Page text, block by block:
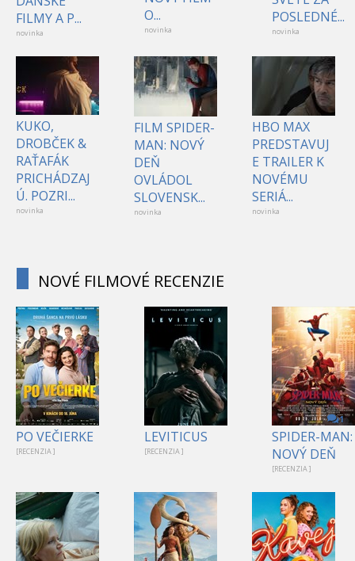
FILMY A P...
novinka
O...
novinka
POSLEDNÉ...
novinka
KUKO,
DROBČEK &
RAŤAFÁK
PRICHÁDZAJ
Ú. POZRI...
novinka
FILM SPIDER-
MAN: NOVÝ
DEŇ
OVLÁDOL
SLOVENSK...
novinka
HBO MAX
PREDSTAVUJ
E TRAILER K
NOVÉMU
SERIÁ...
novinka
NOVÉ FILMOVÉ RECENZIE
PO VEČIERKE
[RECENZIA ]
LEVITICUS
[RECENZIA ]
1
SPIDER-MAN:
NOVÝ DEŇ
[RECENZIA ]